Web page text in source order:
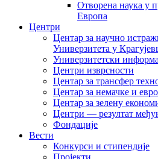
Отворена наука у
Европа
Центри
Центар за научно
Универзитета у
Универзитетски
Центри изврсности
Центар за трансфер
Центар за немачке и
Центар за зелену
Центри — резултат
Фондације
Вести
Конкурси и стипендије
Пројекти